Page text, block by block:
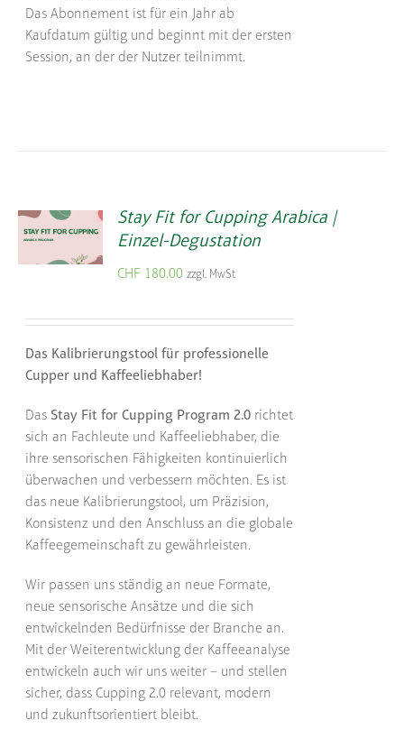
Das Abonnement ist für ein Jahr ab
Kaufdatum gültig und beginnt mit der ersten
Session, an der der Nutzer teilnimmt.
Stay Fit for Cupping Arabica |
Einzel-Degustation
CHF 180.00 zzgl. MwSt
Das Kalibrierungstool für professionelle
Cupper und Kaffeeliebhaber!
Das Stay Fit for Cupping Program 2.0 richtet
sich an Fachleute und Kaffeeliebhaber, die
ihre sensorischen Fähigkeiten kontinuierlich
überwachen und verbessern möchten. Es ist
das neue Kalibrierungstool, um Präzision,
Konsistenz und den Anschluss an die globale
Kaffeegemeinschaft zu gewährleisten.
Wir passen uns ständig an neue Formate,
neue sensorische Ansätze und die sich
entwickelnden Bedürfnisse der Branche an.
Mit der Weiterentwicklung der Kaffeeanalyse
entwickeln auch wir uns weiter – und stellen
sicher, dass Cupping 2.0 relevant, modern
und zukunftsorientiert bleibt.